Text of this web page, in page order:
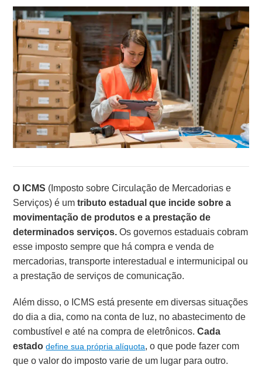
O ICMS (Imposto sobre Circulação de Mercadorias e
Serviços) é umtributo estadual que incide sobre a
movimentação de produtos e a prestação de
determinados serviços.Os governos estaduais cobram
esse imposto sempre que há compra e venda de
mercadorias, transporte interestadual e intermunicipal ou
a prestação de serviços de comunicação.
Além disso, o ICMS está presente em diversas situações
do dia a dia, como na conta de luz, no abastecimento de
combustível e até na compra de eletrônicos.Cada
estadodefine sua própria alíquota, o que pode fazer com
que o valor do imposto varie de um lugar para outro.